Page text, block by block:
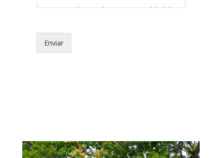
La Compañía actuará como responsable del
y tratar mis datos personales (incluidos los
sensibles) conforme a la Política de
tratamiento de la información y protección de
datos personales de la Compañía disponible
Mis derechos podrán ser ejercidos
observando la Política de Tratamiento de
Enviar